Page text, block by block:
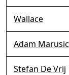
Wallace
Adam Marusic
Stefan De Vrij